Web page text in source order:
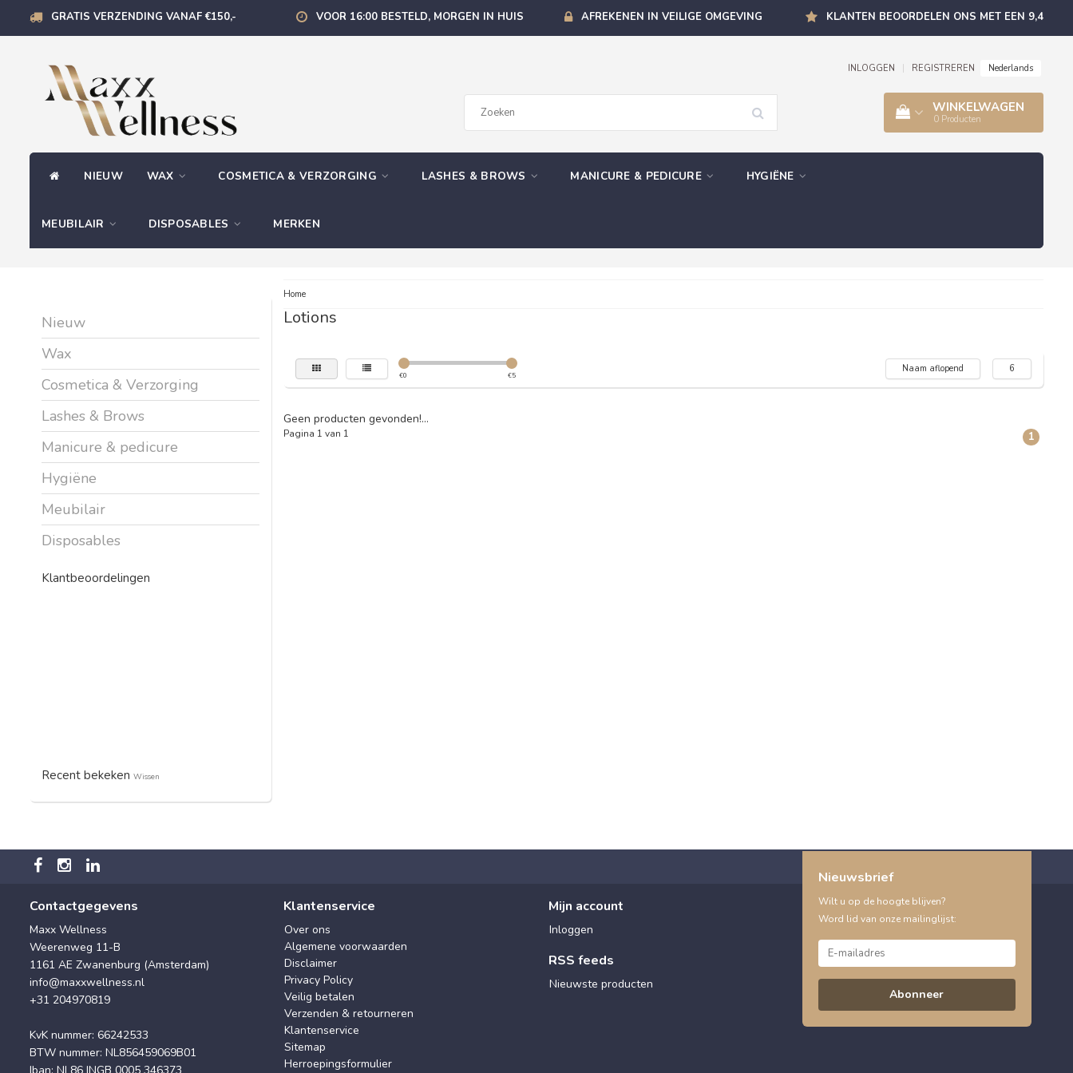
GRATIS VERZENDING VANAF €150,- VOOR 16:00 BESTELD, MORGEN IN HUIS AFREKENEN IN VEILIGE OMGEVING KLANTEN BEOORDELEN ONS MET EEN 9,4
INLOGGEN REGISTREREN Nederlands
WINKELWAGEN
0 Producten
NIEUW WAX COSMETICA & VERZORGING LASHES & BROWS MANICURE & PEDICURE HYGIËNE
MEUBILAIR DISPOSABLES MERKEN
Nieuw
Wax
Cosmetica & Verzorging
Lashes & Brows
Manicure & pedicure
Hygiëne
Meubilair
Disposables
Klantbeoordelingen
Recent bekeken Wissen
Home
Lotions
€0 €5
Naam aflopend 6
Geen producten gevonden!...
Pagina 1 van 1 1
Contactgegevens
Maxx Wellness
Weerenweg 11-B
1161 AE Zwanenburg (Amsterdam)
info@maxxwellness.nl
+31 204970819
KvK nummer: 66242533
BTW nummer: NL856459069B01
Iban: NL86 INGB 0005 346373
Klantenservice
Over ons
Algemene voorwaarden
Disclaimer
Privacy Policy
Veilig betalen
Verzenden & retourneren
Klantenservice
Sitemap
Herroepingsformulier
Mijn account
Inloggen
RSS feeds
Nieuwste producten
Nieuwsbrief
Wilt u op de hoogte blijven?
Word lid van onze mailinglijst:
Abonneer